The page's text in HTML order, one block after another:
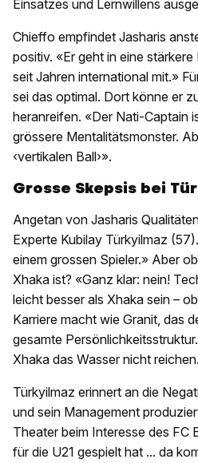
Einsatzes und Lernwillens
Chieffo empfindet Jasharis
positiv. «Er geht in eine
seit Jahren international mit.»
sei das optimal. Dort könne er
heranreifen. «Der Nati-Captain
grössere Mentalitätsmonster.
‹vertikalen Ball›».
Grosse Skepsis bei
Angetan von Jasharis
Experte Kubilay Türkyilmaz
einem grossen Spieler.» Aber
Xhaka ist? «Ganz klar: nein!
leicht besser als Xhaka sein –
Karriere macht wie Granit, das
gesamte
Xhaka das Wasser nicht
Türkyilmaz erinnert an die
und sein Management
Theater beim Interesse des FC
für die U21 gespielt hat ... da